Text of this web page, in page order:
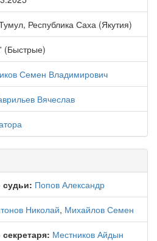
Республика Саха (Якутия)
(Быстрые)
Семен Владимирович
Вячеслав
судьи: Попов Александр
Николай, Михайлов Семен
Местников Айдын